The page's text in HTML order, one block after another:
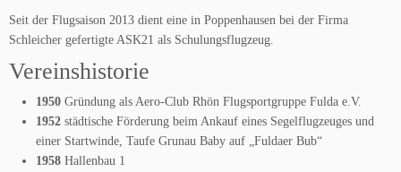
Seit der Flugsaison 2013 dient eine in Poppenhausen bei der Firma
Schleicher gefertigte ASK21 als Schulungsflugzeug.
Vereinshistorie
1950 Gründung als Aero-Club Rhön Flugsportgruppe Fulda e.V.
1952 städtische Förderung beim Ankauf eines Segelflugzeuges und
einer Startwinde, Taufe Grunau Baby auf „Fuldaer Bub“
1958 Hallenbau 1